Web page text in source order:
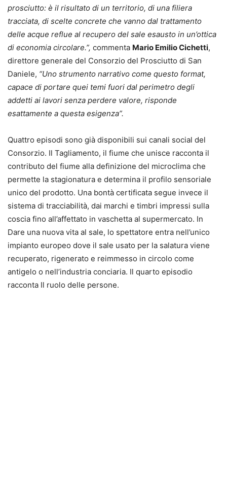
prosciutto: è il risultato di un territorio, di una filiera
tracciata, di scelte concrete che vanno dal trattamento
delle acque reflue al recupero del sale esausto in un’ottica
di economia circolare.”, commenta Mario Emilio Cichetti,
direttore generale del Consorzio del Prosciutto di San
Daniele, “Uno strumento narrativo come questo format,
capace di portare quei temi fuori dal perimetro degli
addetti ai lavori senza perdere valore, risponde
esattamente a questa esigenza”.
Quattro episodi sono già disponibili sui canali social del
Consorzio. Il Tagliamento, il fiume che unisce racconta il
contributo del fiume alla definizione del microclima che
permette la stagionatura e determina il profilo sensoriale
unico del prodotto. Una bontà certificata segue invece il
sistema di tracciabilità, dai marchi e timbri impressi sulla
coscia fino all’affettato in vaschetta al supermercato. In
Dare una nuova vita al sale, lo spettatore entra nell’unico
impianto europeo dove il sale usato per la salatura viene
recuperato, rigenerato e reimmesso in circolo come
antigelo o nell’industria conciaria. Il quarto episodio
racconta Il ruolo delle persone.